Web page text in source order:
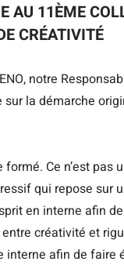
AU 11ÈME
CRÉATIVITÉ
notre
sur la démarche
Ce n’est pas
qui repose sur
en interne afin
créativité et
interne afin de